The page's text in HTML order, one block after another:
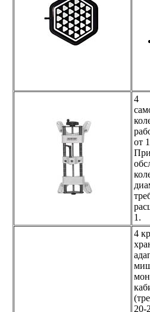
4
от
1.
4
20-